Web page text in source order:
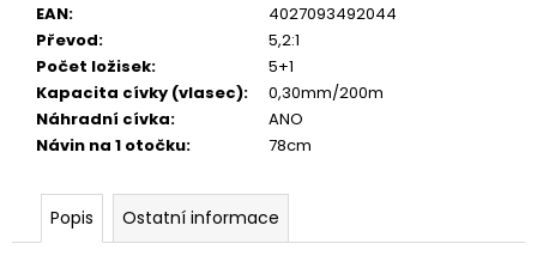
EAN:
4027093492044
Převod:
5,2:1
Počet ložisek:
5+1
Kapacita cívky (vlasec):
0,30mm/200m
Náhradní cívka:
ANO
Návin na 1 otočku: 78cm
Popis Ostatní informace
TB
BAITS
BOILIE
10KG
20MM
699